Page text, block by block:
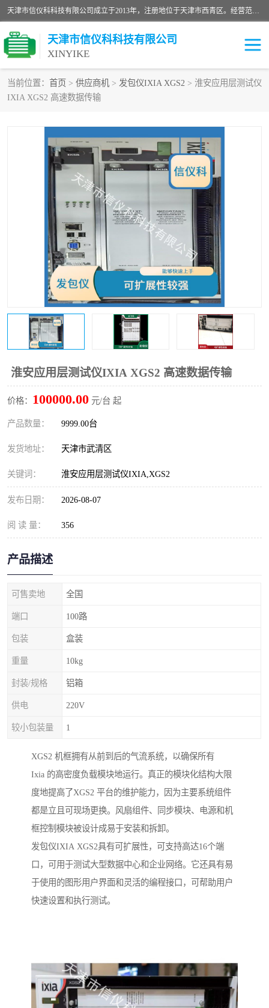
天津市信仪科科技有限公司成立于2013年，注册地位于天津市西青区。经营范围包括计算机软件、电子产品、仪器技术开发、技术转让、技术咨询、技术服务、网络工程、电子监控工程安装等；主要产品有：网络流量测试仪、Ixia XM2、XM12、XGS2、XGS12、400T、1600T、X16网络协议分析仪，Agilent N2X 等等各种型号，欢迎来电咨询。
天津市信仪科科技有限公司
XINYIKE
当前位置： 首页 > 供应商机 > 发包仪IXIA XGS2 > 淮安应用层测试仪
IXIA XGS2 高速数据传输
淮安应用层测试仪IXIA XGS2 高速数据传输
价格： 100000.00 元/台 起
产品数量： 9999.00台
发货地址： 天津市武清区
关键词： 淮安应用层测试仪IXIA,XGS2
发布日期： 2026-08-07
阅 读 量： 356
产品描述
可售卖地 全国
端口 100路
包装 盒装
重量 10kg
封装/规格 铝箱
供电 220V
较小包装量 1
XGS2 机框拥有从前到后的气流系统，以确保所有
Ixia 的高密度负载模块地运行。真正的模块化结构大限
度地提高了XGS2 平台的维护能力，因为主要系统组件
都是立且可现场更换。风扇组件、同步模块、电源和机
框控制模块被设计成易于安装和拆卸。
发包仪IXIA XGS2具有可扩展性，可支持高达16个端
口，可用于测试大型数据中心和企业网络。它还具有易
于使用的图形用户界面和灵活的编程接口，可帮助用户
快速设置和执行测试。
思博伦Spirent C50
思博伦Spirent N11U 思博伦Spirent SPT-2U
思博伦SPT-2000A-HS
思博伦Spirent SPT-3U 思博伦TestCenter
发包仪IXIA XGS2 思博伦Spirent SPT-9000A